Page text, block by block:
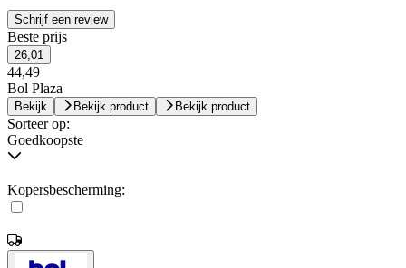
Schrijf een review
Beste prijs
26,01
44,49
Bol Plaza
Bekijk Bekijk product Bekijk product
Sorteer op:
Goedkoopste
Kopersbescherming: